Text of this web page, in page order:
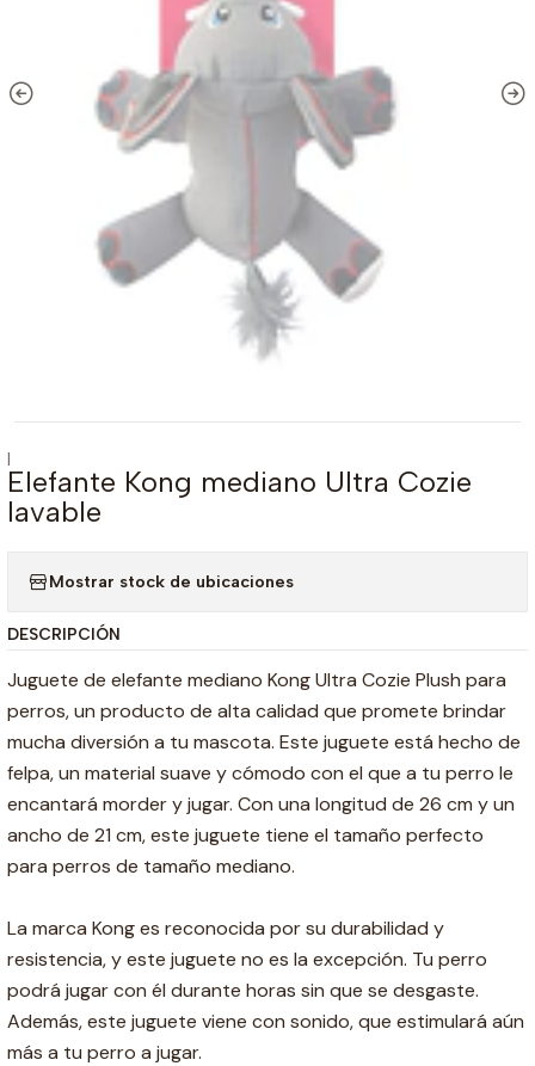
|
Elefante Kong mediano Ultra Cozie
lavable
Mostrar stock de ubicaciones
DESCRIPCIÓN
Juguete de elefante mediano Kong Ultra Cozie Plush para
perros, un producto de alta calidad que promete brindar
mucha diversión a tu mascota. Este juguete está hecho de
felpa, un material suave y cómodo con el que a tu perro le
encantará morder y jugar. Con una longitud de 26 cm y un
ancho de 21 cm, este juguete tiene el tamaño perfecto
para perros de tamaño mediano.
La marca Kong es reconocida por su durabilidad y
resistencia, y este juguete no es la excepción. Tu perro
podrá jugar con él durante horas sin que se desgaste.
Además, este juguete viene con sonido, que estimulará aún
más a tu perro a jugar.